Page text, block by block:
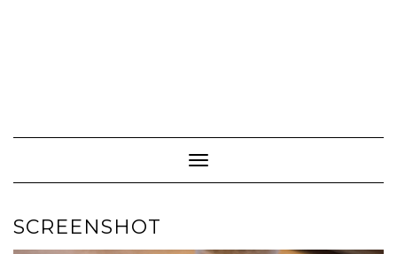
Toggle Navigation
SCREENSHOT